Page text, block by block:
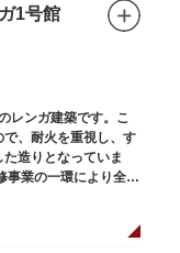
なく、庭園や建築の価
自然観を表す庭園
「旧朝倉文夫氏庭
1号館
レンガ建築です。こ
、耐火を重視し、す
造りとなっていま
事業の一環により全面